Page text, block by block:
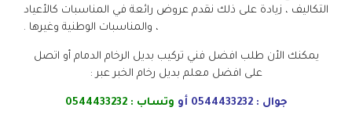
التكاليف ، زيادة على ذلك نقدم عروض رائعة في المناسبات كالأعياد
، والمناسبات الوطنية وغيرها .
يمكنك الأن طلب افضل فني تركيب بديل الرخام الدمام أو اتصل
على افضل معلم بديل رخام الخبر عبر :
جوال :0544433232 أو وتساب :0544433232